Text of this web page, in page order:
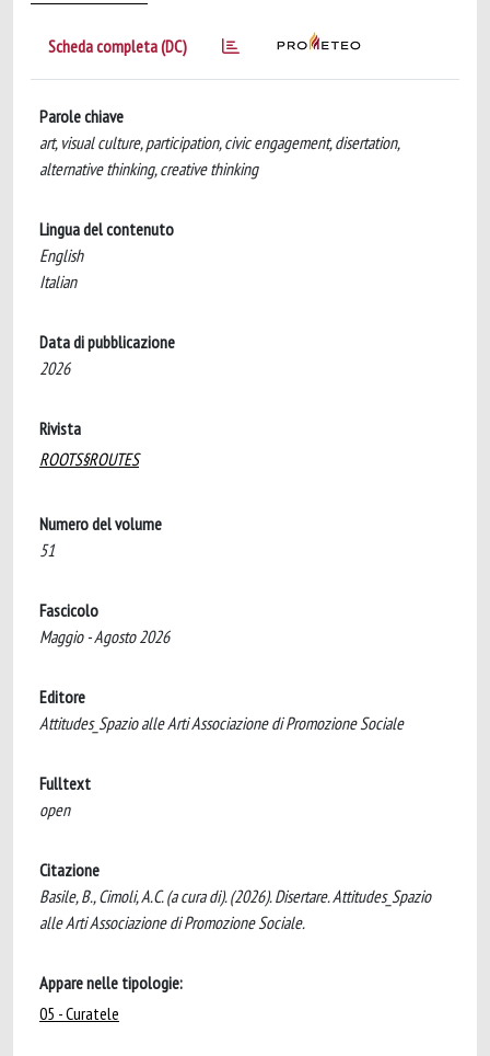
Scheda completa (DC)
Parole chiave
art, visual culture, participation, civic engagement, disertation,
alternative thinking, creative thinking
Lingua del contenuto
English
Italian
Data di pubblicazione
2026
Rivista
ROOTS§ROUTES
Numero del volume
51
Fascicolo
Maggio - Agosto 2026
Editore
Attitudes_Spazio alle Arti Associazione di Promozione Sociale
Fulltext
open
Citazione
Basile, B., Cimoli, A.C. (a cura di). (2026). Disertare. Attitudes_Spazio
alle Arti Associazione di Promozione Sociale.
Appare nelle tipologie:
05 - Curatele